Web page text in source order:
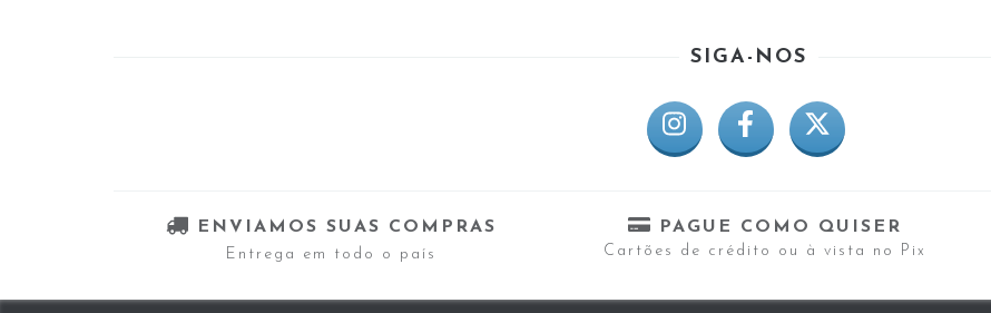
SIGA-NOS
ENVIAMOS SUAS COMPRAS
Entrega em todo o país
PAGUE COMO QUISER
Cartões de crédito ou à vista no Pix